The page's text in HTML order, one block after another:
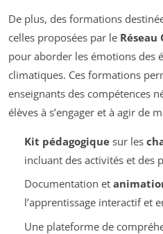
De plus, des formations
celles proposées par le Réseau
pour aborder les émotions des
climatiques. Ces formations
enseignants des compétences
élèves à s’engager et à agir de
Kit pédagogiquesur les
incluant des activités et des
Documentation et
l’apprentissage interactif et
Une plateforme de